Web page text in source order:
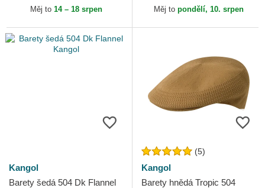
Měj to 14 – 18 srpen Měj to pondělí, 10. srpen
Kangol
Barety šedá 504 Dk Flannel
(5)
Kangol
Barety hnědá Tropic 504